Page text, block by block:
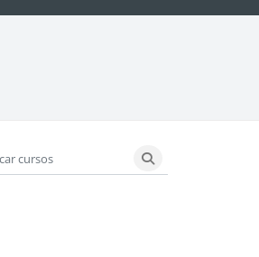
cursos
Buscar cursos